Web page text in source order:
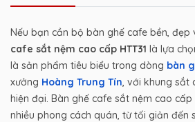
Nếu bạn cần bộ bàn ghế cafe bền, đẹp
cafe sắt nệm cao cấp HTT31 là lựa
là sản phẩm tiêu biểu trong dòng bàn
xưởng Hoàng Trung Tín , với khung
hiện đại. Bàn ghế cafe sắt nệm cao cấp
nhiều phong cách quán, từ tối giản đến